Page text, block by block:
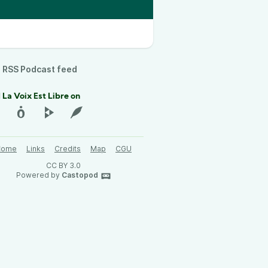
RSS Podcast feed
La Voix Est Libre on
Links Credits Map
CGU
CC BY 3.0
Powered by Castopod